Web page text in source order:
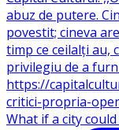
What if a city